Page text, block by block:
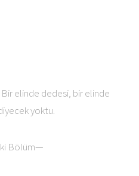
elinde dedesi, bir elinde
yoktu.
Bölüm—